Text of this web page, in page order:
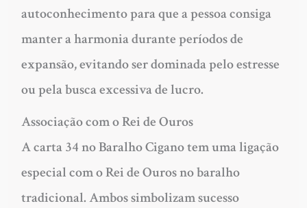
autoconhecimento para que a pessoa consiga
manter a harmonia durante períodos de
expansão, evitando ser dominada pelo estresse
ou pela busca excessiva de lucro.
Associação com o Rei de Ouros
A carta 34 no Baralho Cigano tem uma ligação
especial com o Rei de Ouros no baralho
tradicional. Ambos simbolizam sucesso